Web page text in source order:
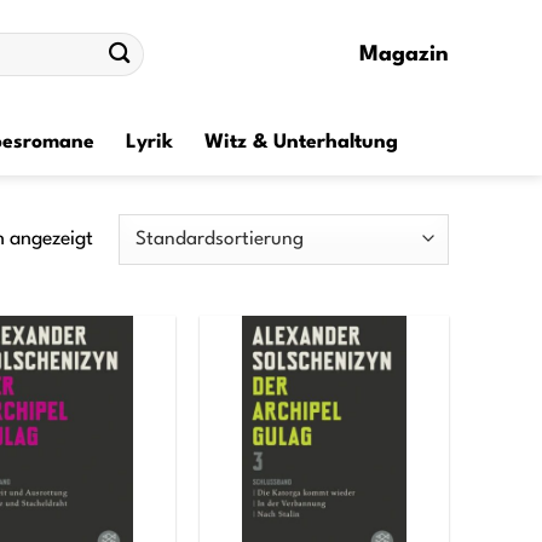
Magazin
Lyrik Witz & Unterhaltung
angezeigt